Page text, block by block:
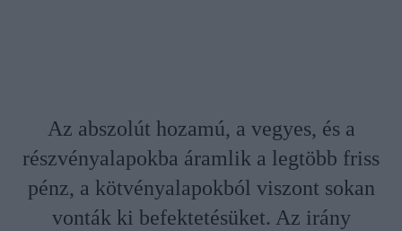
Az abszolút hozamú, a vegyes, és a
részvényalapokba áramlik a legtöbb friss
pénz, a kötvényalapokból viszont sokan
vonták ki befektetésüket. Az irány